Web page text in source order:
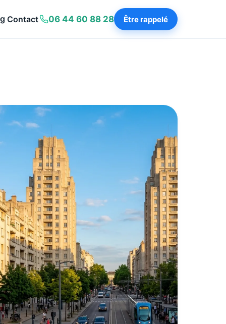
Contact 06 44 60 88 28 Être rappelé